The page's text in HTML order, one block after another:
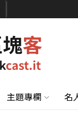
主題專欄 名